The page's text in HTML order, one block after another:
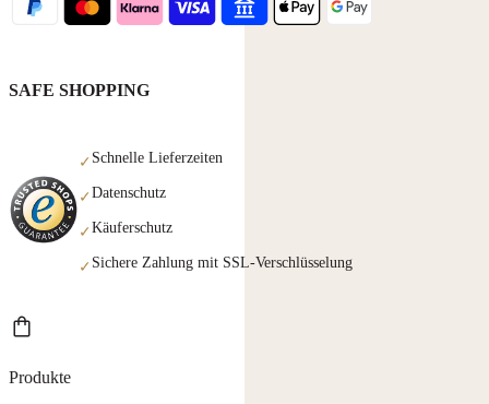
SAFE SHOPPING
✓ Schnelle Lieferzeiten
✓Datenschutz
✓Käuferschutz
✓ Sichere Zahlung mit SSL-Verschlüsselung
Produkte